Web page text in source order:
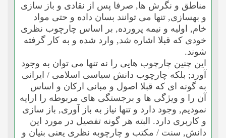
مناطق و نگرش ها, صرفا پس از نقادى و باز سازى
و بهسازى, تنها مى توانند بسان داده و حتى مواد
خام, اولیه و نیمه پرورده, بر اساس چارچوب نظرى
خودى که قبلا اشاره شد, وارد شده و به کار گرفته
شوند.
این چنین چارچوب هایى را نه تنها مى توان به وجود
آورد; بلکه چارچوب دانش سیاسى اسلامى / ایرانى
به گونه اى که قبلا اصول و مبانى ارکان و اساس
آن را و ویژگى ها و برجستگى هاى مربوطه را ارایه
نمودیم, وجود دارد و تنها نیاز به باز آورى, باز سازى
و کاربرى دارد. البته هر گونه تفصیل در مورد این
دانش, سنت / مکتب و چارچوبه نظرى یعنى بنیان و